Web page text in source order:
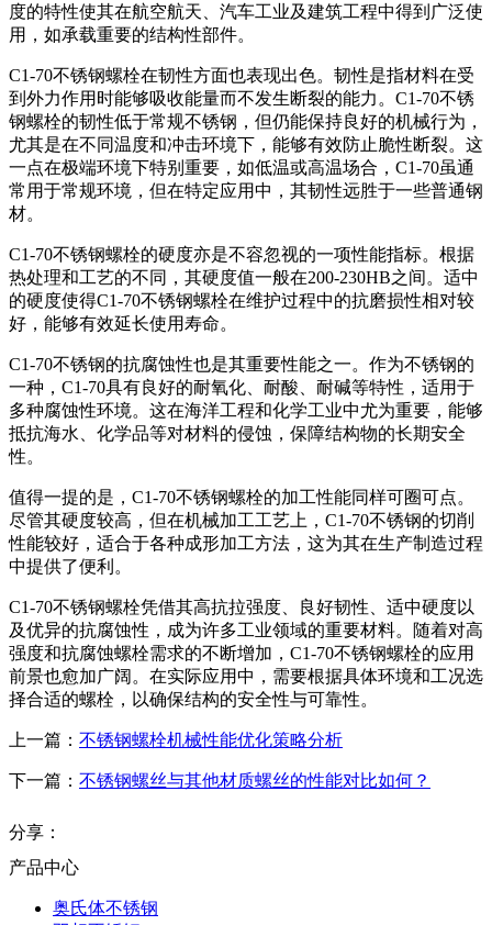
度的特性使其在航空航天、汽车工业及建筑工程中得到广泛使
用，如承载重要的结构性部件。
C1-70不锈钢螺栓在韧性方面也表现出色。韧性是指材料在受
到外力作用时能够吸收能量而不发生断裂的能力。C1-70不锈
钢螺栓的韧性低于常规不锈钢，但仍能保持良好的机械行为，
尤其是在不同温度和冲击环境下，能够有效防止脆性断裂。这
一点在极端环境下特别重要，如低温或高温场合，C1-70虽通
常用于常规环境，但在特定应用中，其韧性远胜于一些普通钢
材。
C1-70不锈钢螺栓的硬度亦是不容忽视的一项性能指标。根据
热处理和工艺的不同，其硬度值一般在200-230HB之间。适中
的硬度使得C1-70不锈钢螺栓在维护过程中的抗磨损性相对较
好，能够有效延长使用寿命。
C1-70不锈钢的抗腐蚀性也是其重要性能之一。作为不锈钢的
一种，C1-70具有良好的耐氧化、耐酸、耐碱等特性，适用于
多种腐蚀性环境。这在海洋工程和化学工业中尤为重要，能够
抵抗海水、化学品等对材料的侵蚀，保障结构物的长期安全
性。
值得一提的是，C1-70不锈钢螺栓的加工性能同样可圈可点。
尽管其硬度较高，但在机械加工工艺上，C1-70不锈钢的切削
性能较好，适合于各种成形加工方法，这为其在生产制造过程
中提供了便利。
C1-70不锈钢螺栓凭借其高抗拉强度、良好韧性、适中硬度以
及优异的抗腐蚀性，成为许多工业领域的重要材料。随着对高
强度和抗腐蚀螺栓需求的不断增加，C1-70不锈钢螺栓的应用
前景也愈加广阔。在实际应用中，需要根据具体环境和工况选
择合适的螺栓，以确保结构的安全性与可靠性。
上一篇： 不锈钢螺栓机械性能优化策略分析
下一篇： 不锈钢螺丝与其他材质螺丝的性能对比如何？
分享：
产品中心
奥氏体不锈钢